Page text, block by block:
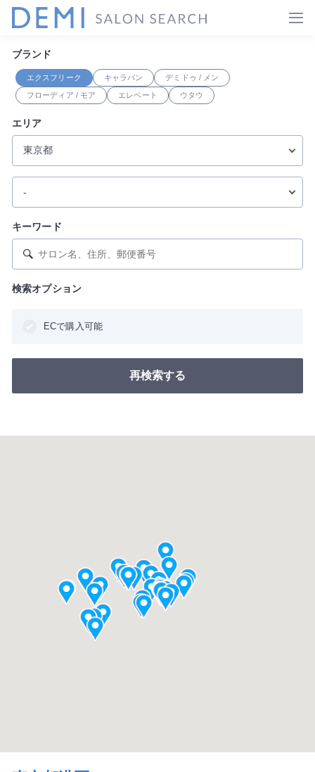
ブランド
エクスフリーク キャラバン デミドゥ / メン
フローディア / モア エレベート ウタウ
エリア
キーワード
検索オプション
ECで購入可能
再検索する